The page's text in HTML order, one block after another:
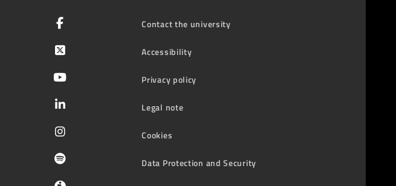
Contact the university
Accessibility
Privacy policy
Legal note
Cookies
Data Protection and Security